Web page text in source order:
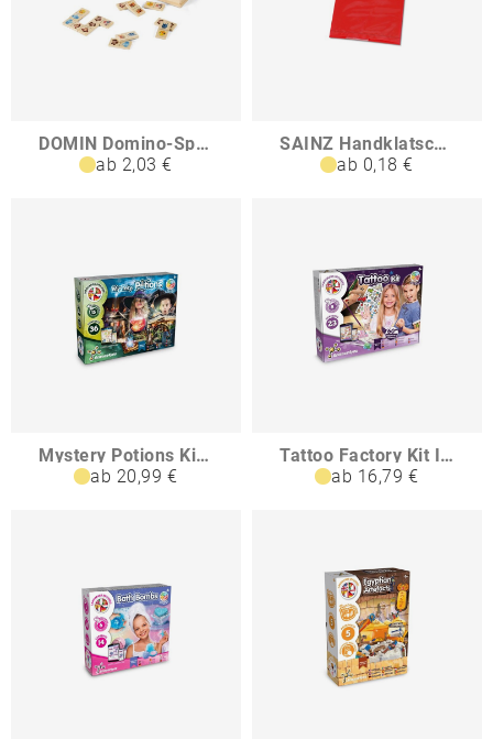
DOMIN Domino-Spiel aus Holz mit 28 Tierfiguren
ab 2,03 €
SAINZ Handklatscher PE
ab 0,18 €
Mystery Potions Kit I Lernspiel für Kinder
ab 20,99 €
Tattoo Factory Kit I Lernspiel für Kinder
ab 16,79 €